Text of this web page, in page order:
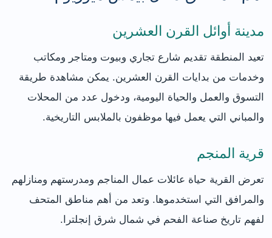
مدينة أوائل القرن العشرين
تعيد المنطقة تقديم شارع تجاري وبيوت ومتاجر ومكاتب
وخدمات من بدايات القرن العشرين. يمكن مشاهدة طريقة
التسوق والعمل والحياة اليومية، ودخول عدد من المحلات
والمباني التي يعمل فيها موظفون بالملابس التاريخية.
قرية المنجم
تعرض القرية حياة عائلات عمال المناجم ومدرستهم ومنازلهم
والمرافق التي استخدموها. وتعد من أهم مناطق المتحف
لفهم تاريخ صناعة الفحم في شمال شرق إنجلترا.